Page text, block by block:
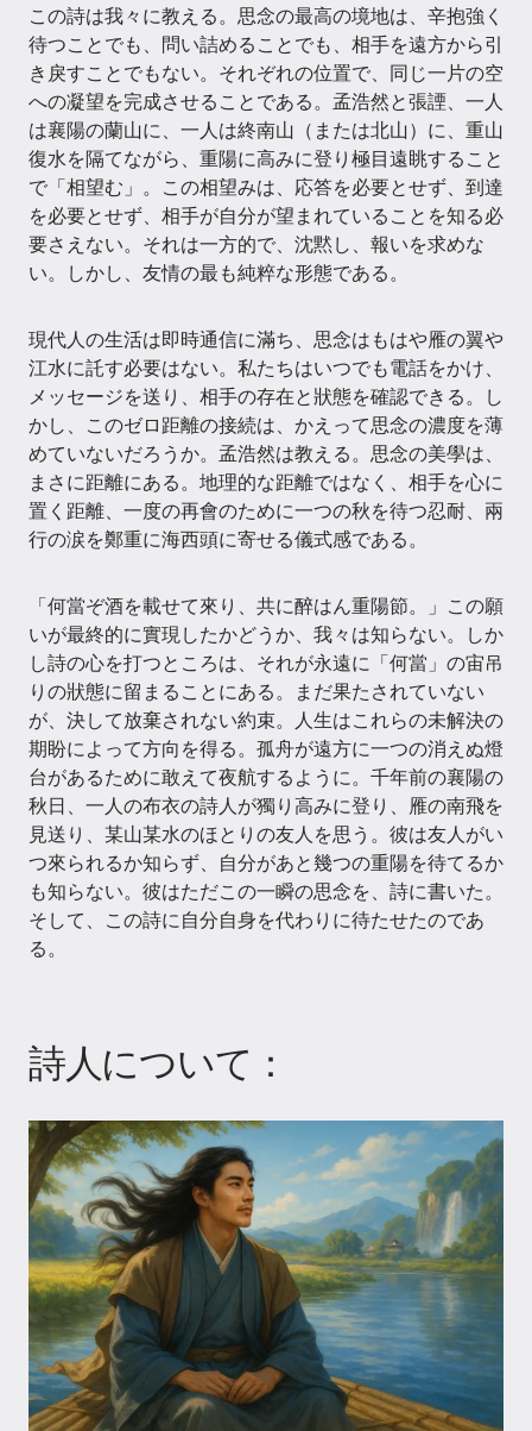
この詩は我々に教える。思念の最高の境地は、辛抱強く
待つことでも、問い詰めることでも、相手を遠方から引
き戾すことでもない。それぞれの位置で、同じ一片の空
への凝望を完成させることである。孟浩然と張諲、一人
は襄陽の蘭山に、一人は終南山（または北山）に、重山
復水を隔てながら、重陽に高みに登り極目遠眺すること
で「相望む」。この相望みは、応答を必要とせず、到達
を必要とせず、相手が自分が望まれていることを知る必
要さえない。それは一方的で、沈黙し、報いを求めな
い。しかし、友情の最も純粹な形態である。
現代人の生活は即時通信に滿ち、思念はもはや雁の翼や
江水に託す必要はない。私たちはいつでも電話をかけ、
メッセージを送り、相手の存在と狀態を確認できる。し
かし、このゼロ距離の接続は、かえって思念の濃度を薄
めていないだろうか。孟浩然は教える。思念の美學は、
まさに距離にある。地理的な距離ではなく、相手を心に
置く距離、一度の再會のために一つの秋を待つ忍耐、兩
行の涙を鄭重に海西頭に寄せる儀式感である。
「何當ぞ酒を載せて來り、共に醉はん重陽節。」この願
いが最終的に實現したかどうか、我々は知らない。しか
し詩の心を打つところは、それが永遠に「何當」の宙吊
りの狀態に留まることにある。まだ果たされていない
が、決して放棄されない約束。人生はこれらの未解決の
期盼によって方向を得る。孤舟が遠方に一つの消えぬ燈
台があるために敢えて夜航するように。千年前の襄陽の
秋日、一人の布衣の詩人が獨り高みに登り、雁の南飛を
見送り、某山某水のほとりの友人を思う。彼は友人がい
つ來られるか知らず、自分があと幾つの重陽を待てるか
も知らない。彼はただこの一瞬の思念を、詩に書いた。
そして、この詩に自分自身を代わりに待たせたのであ
る。
詩人について：